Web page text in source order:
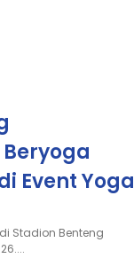
Event Yoga
Stadion Benteng